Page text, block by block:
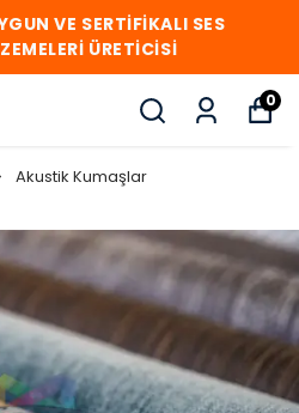
VE SERTİFİKALI SES
ÜRETİCİSİ
0
Akustik Kumaşlar